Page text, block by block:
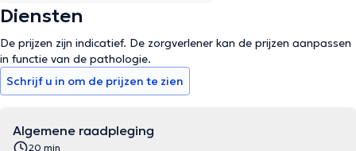
Diensten
De prijzen zijn indicatief. De zorgverlener kan de prijzen aanpassen
in functie van de pathologie.
Schrijf u in om de prijzen te zien
Algemene raadpleging
20 min